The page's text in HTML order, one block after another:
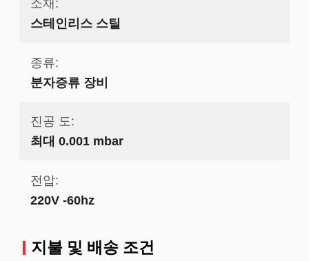
소재:
스테인리스 스틸
종류:
분자증류 장비
진공 도:
최대 0.001 mbar
전압:
220V -60hz
지불 및 배송 조건